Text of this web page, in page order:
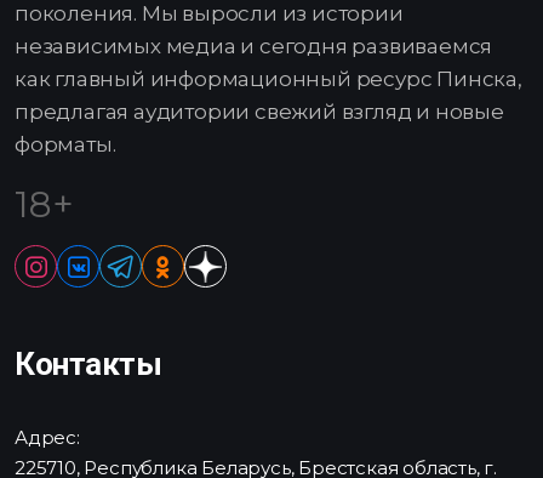
поколения. Мы выросли из истории
независимых медиа и сегодня развиваемся
как главный информационный ресурс Пинска,
предлагая аудитории свежий взгляд и новые
форматы.
18+
Контакты
Адрес:
225710, Республика Беларусь, Брестская область, г.